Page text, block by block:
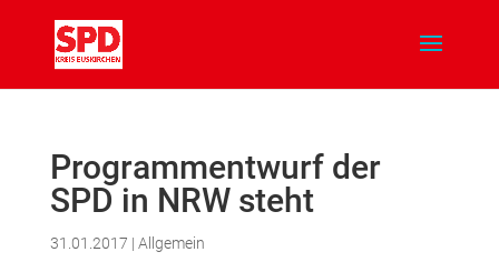
Programmentwurf der
SPD in NRW steht
31.01.2017 | Allgemein